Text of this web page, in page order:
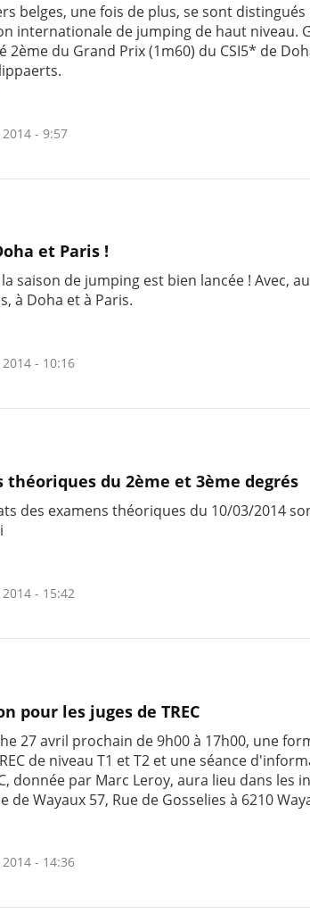
belges, une fois de plus, se sont
internationale de jumping de haut niveau.
2ème du Grand Prix (1m60) du CSI5* de
- 9:57
et Paris !
saison de jumping est bien lancée ! Avec,
à Doha et à Paris.
- 10:16
théoriques du 2ème et 3ème degrés
des examens théoriques du 10/03/2014
- 15:42
pour les juges de TREC
27 avril prochain de 9h00 à 17h00, une
de niveau T1 et T2 et une séance
donnée par Marc Leroy, aura lieu dans les
de Wayaux 57, Rue de Gosselies à 6210
- 14:36